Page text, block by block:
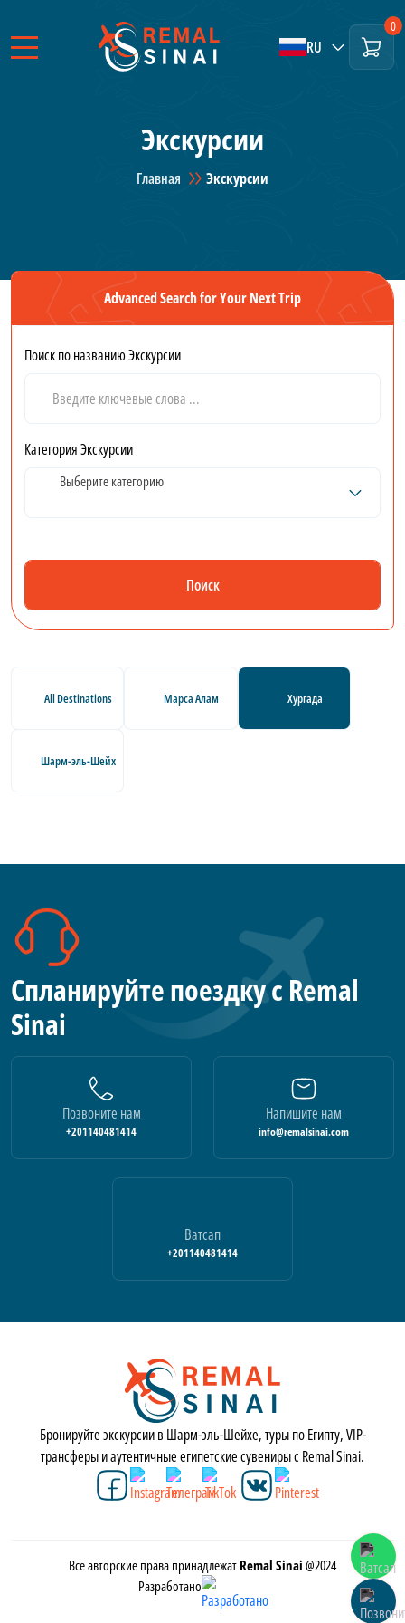
RU
0
Экскурсии
Главная Экскурсии
Advanced Search for Your Next Trip
Поиск по названию Экскурсии
Категория Экскурсии
Выберите категорию
Поиск
All Destinations Марса Алам Хургада
Шарм-эль-Шейх
Спланируйте поездку с Remal
Sinai
Позвоните нам
+201140481414
Напишите нам
info@remalsinai.com
Ватсап
+201140481414
Бронируйте экскурсии в Шарм-эль-Шейхе, туры по Египту, VIP-
трансферы и аутентичные египетские сувениры с Remal Sinai.
Все авторские права принадлежат Remal Sinai @2024
Разработано